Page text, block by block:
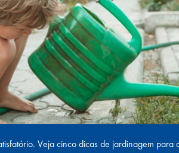
Veja cinco dicas de jardinagem para